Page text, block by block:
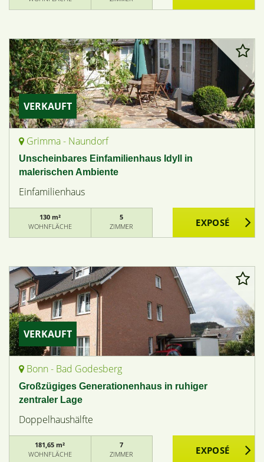
VERKAUFT
Grimma - Naundorf
Unscheinbares Einfamilienhaus Idyll in
malerischen Ambiente
Einfamilienhaus
130 m²
WOHNFLÄCHE
5
ZIMMER
VERKAUFT
Bonn - Bad Godesberg
Großzügiges Generationenhaus in ruhiger
zentraler Lage
Doppelhaushälfte
181,65 m²
WOHNFLÄCHE
7
ZIMMER